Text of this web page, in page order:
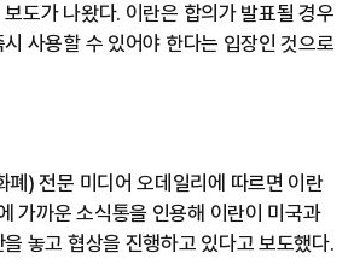
도가 나왔다. 이란은 합의가 발표될 경우
사용할 수 있어야 한다는 입장인 것으로
) 전문 미디어 오데일리에 따르면 이란
가까운 소식통을 인용해 이란이 미국과
놓고 협상을 진행하고 있다고 보도했다.